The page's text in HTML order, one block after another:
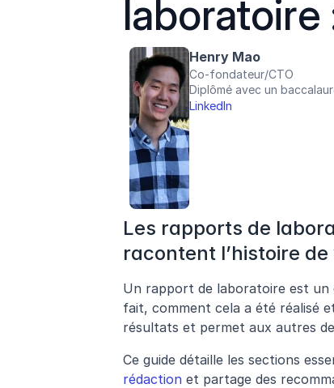
laboratoire
Henry Mao
Co-fondateur/CTO
Diplômé avec un
LinkedIn
Les rapports de
racontent l’histoire
Un rapport de laboratoire est un
fait, comment cela a été réalisé
résultats et permet aux autres
Ce guide détaille les sections
rédaction et partage des